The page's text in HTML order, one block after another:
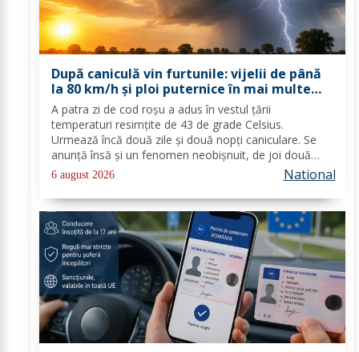
După caniculă vin furtunile: vijelii de până
la 80 km/h și ploi puternice în mai multe
zone
A patra zi de cod roşu a adus în vestul ţării
temperaturi resimţite de 43 de grade Celsius.
Urmează încă două zile şi două nopţi caniculare. Se
anunţă însă şi un fenomen neobişnuit, de joi două
alerte extreme vor fi în vigoare în acelaşi timp în mare
parte din ţară: un cod de caniculă şi unul de...
6 august 2026 National